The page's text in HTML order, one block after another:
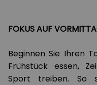
FOKUS AUF
Beginnen Sie Ihren
Frühstück essen,
Sport treiben. So